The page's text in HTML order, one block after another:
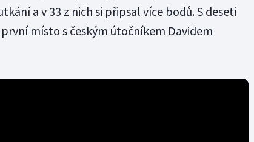
a v 33 z nich si připsal více bodů. S deseti
místo s českým útočníkem Davidem